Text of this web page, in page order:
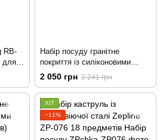
RB-
для
Набір посуду гранітне
покриття із силіконовими
кришками (8 предметів) Higher
kitchen НК 325
2 050 грн 2 241 грн
ХІТ
−11%